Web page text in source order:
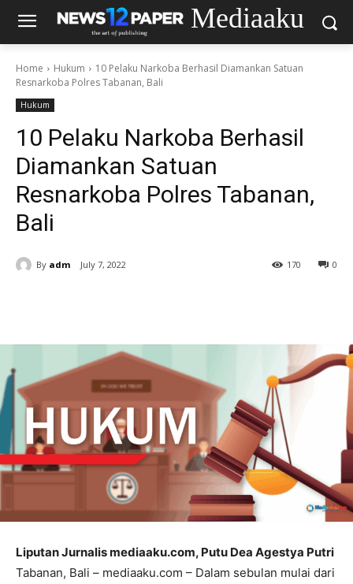
Mediaaku
Home Hukum
10 Pelaku Narkoba Berhasil Diamankan Satuan
Resnarkoba Polres Tabanan, Bali
Hukum
10 Pelaku Narkoba Berhasil
Diamankan Satuan
Resnarkoba Polres Tabanan,
Bali
By adm July 7, 2022 0
170
Liputan Jurnalis mediaaku.com, Putu Dea Agestya Putri
Tabanan, Bali – mediaaku.com – Dalam sebulan mulai dari